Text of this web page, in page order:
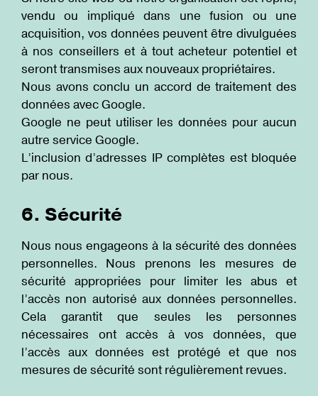
vendu ou impliqué dans une fusion ou une
acquisition, vos données peuvent être divulguées
à nos conseillers et à tout acheteur potentiel et
seront transmises aux nouveaux propriétaires.
Nous avons conclu un accord de traitement des
données avec Google.
Google ne peut utiliser les données pour aucun
autre service Google.
L’inclusion d’adresses IP complètes est bloquée
par nous.
6. Sécurité
Nous nous engageons à la sécurité des données
personnelles. Nous prenons les mesures de
sécurité appropriées pour limiter les abus et
l’accès non autorisé aux données personnelles.
Cela garantit que seules les personnes
nécessaires ont accès à vos données, que
l’accès aux données est protégé et que nos
mesures de sécurité sont régulièrement revues.